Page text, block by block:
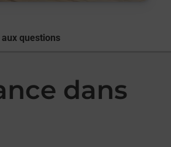
aux questions
dans